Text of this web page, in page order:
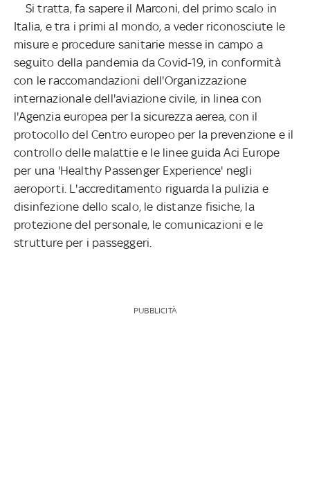
Si tratta, fa sapere il Marconi, del primo scalo in
Italia, e tra i primi al mondo, a veder riconosciute le
misure e procedure sanitarie messe in campo a
seguito della pandemia da Covid-19, in conformità
con le raccomandazioni dell'Organizzazione
internazionale dell'aviazione civile, in linea con
l'Agenzia europea per la sicurezza aerea, con il
protocollo del Centro europeo per la prevenzione e il
controllo delle malattie e le linee guida Aci Europe
per una 'Healthy Passenger Experience' negli
aeroporti. L'accreditamento riguarda la pulizia e
disinfezione dello scalo, le distanze fisiche, la
protezione del personale, le comunicazioni e le
strutture per i passeggeri.
PUBBLICITÀ